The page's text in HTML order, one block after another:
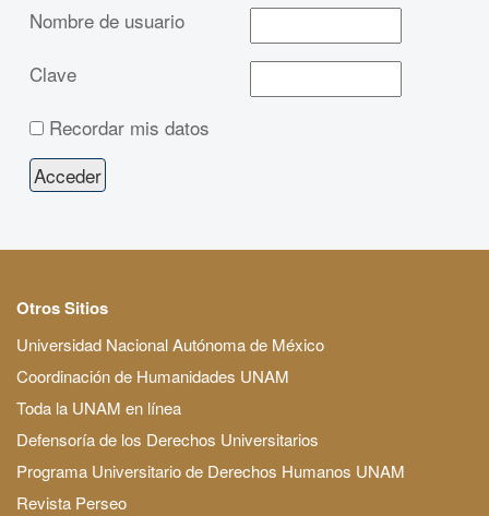
Nombre de usuario
Clave
Recordar mis datos
Otros Sitios
Universidad Nacional Autónoma de México
Coordinación de Humanidades UNAM
Toda la UNAM en línea
Defensoría de los Derechos Universitarios
Programa Universitario de Derechos Humanos UNAM
Revista Perseo